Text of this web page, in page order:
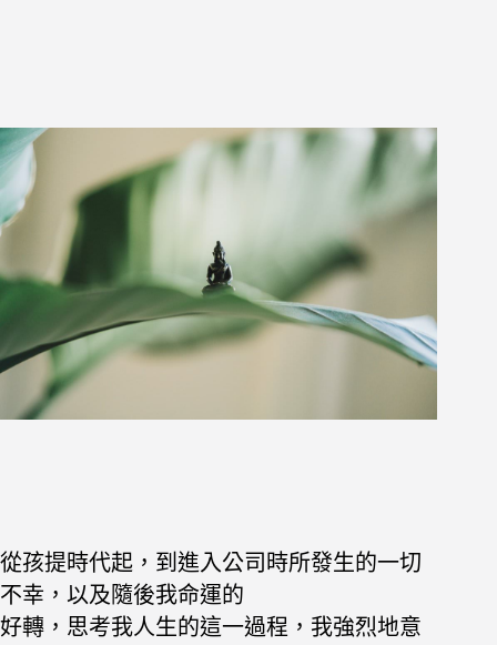
從孩提時代起，到進入公司時所發生的一切
不幸，以及隨後我命運的
好轉，思考我人生的這一過程，我強烈地意